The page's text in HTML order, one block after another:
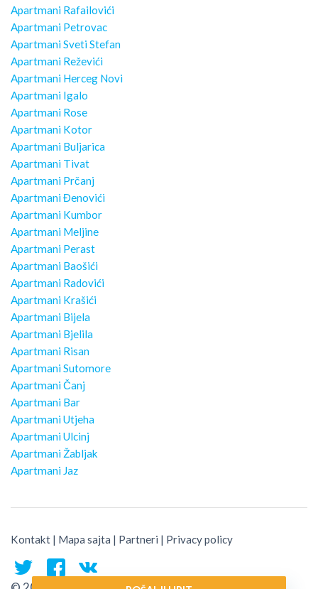
Apartmani Rafailovići
Apartmani Petrovac
Apartmani Sveti Stefan
Apartmani Reževići
Apartmani Herceg Novi
Apartmani Igalo
Apartmani Rose
Apartmani Kotor
Apartmani Buljarica
Apartmani Tivat
Apartmani Prčanj
Apartmani Đenovići
Apartmani Kumbor
Apartmani Meljine
Apartmani Perast
Apartmani Baošići
Apartmani Radovići
Apartmani Krašići
Apartmani Bijela
Apartmani Bjelila
Apartmani Risan
Apartmani Sutomore
Apartmani Čanj
Apartmani Bar
Apartmani Utjeha
Apartmani Ulcinj
Apartmani Žabljak
Apartmani Jaz
Kontakt | Mapa sajta | Partneri | Privacy policy